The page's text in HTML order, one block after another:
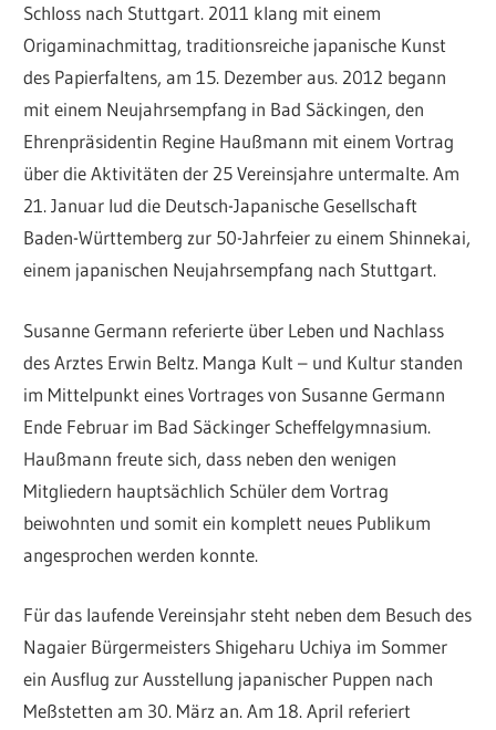
Schloss nach Stuttgart. 2011 klang mit einem
Origaminachmittag, traditionsreiche japanische Kunst
des Papierfaltens, am 15. Dezember aus. 2012 begann
mit einem Neujahrsempfang in Bad Säckingen, den
Ehrenpräsidentin Regine Haußmann mit einem Vortrag
über die Aktivitäten der 25 Vereinsjahre untermalte. Am
21. Januar lud die Deutsch-Japanische Gesellschaft
Baden-Württemberg zur 50-Jahrfeier zu einem Shinnekai,
einem japanischen Neujahrsempfang nach Stuttgart.
Susanne Germann referierte über Leben und Nachlass
des Arztes Erwin Beltz. Manga Kult – und Kultur standen
im Mittelpunkt eines Vortrages von Susanne Germann
Ende Februar im Bad Säckinger Scheffelgymnasium.
Haußmann freute sich, dass neben den wenigen
Mitgliedern hauptsächlich Schüler dem Vortrag
beiwohnten und somit ein komplett neues Publikum
angesprochen werden konnte.
Für das laufende Vereinsjahr steht neben dem Besuch des
Nagaier Bürgermeisters Shigeharu Uchiya im Sommer
ein Ausflug zur Ausstellung japanischer Puppen nach
Meßstetten am 30. März an. Am 18. April referiert